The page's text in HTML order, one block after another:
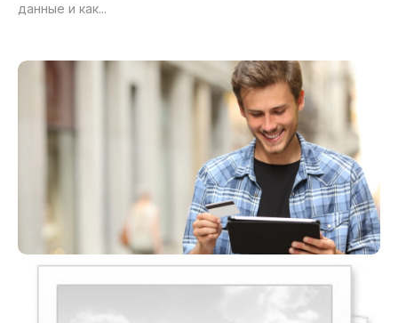
данные и как...